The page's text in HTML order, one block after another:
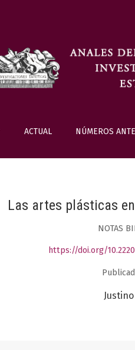
ACTUAL NÚMEROS
Las artes plásticas
NOTAS
https://doi.org/